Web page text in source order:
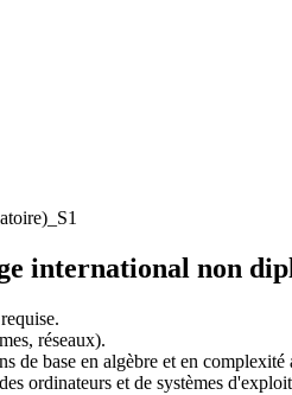
international non
réseaux).
de base en algèbre et en complexité
ordinateurs et de systèmes